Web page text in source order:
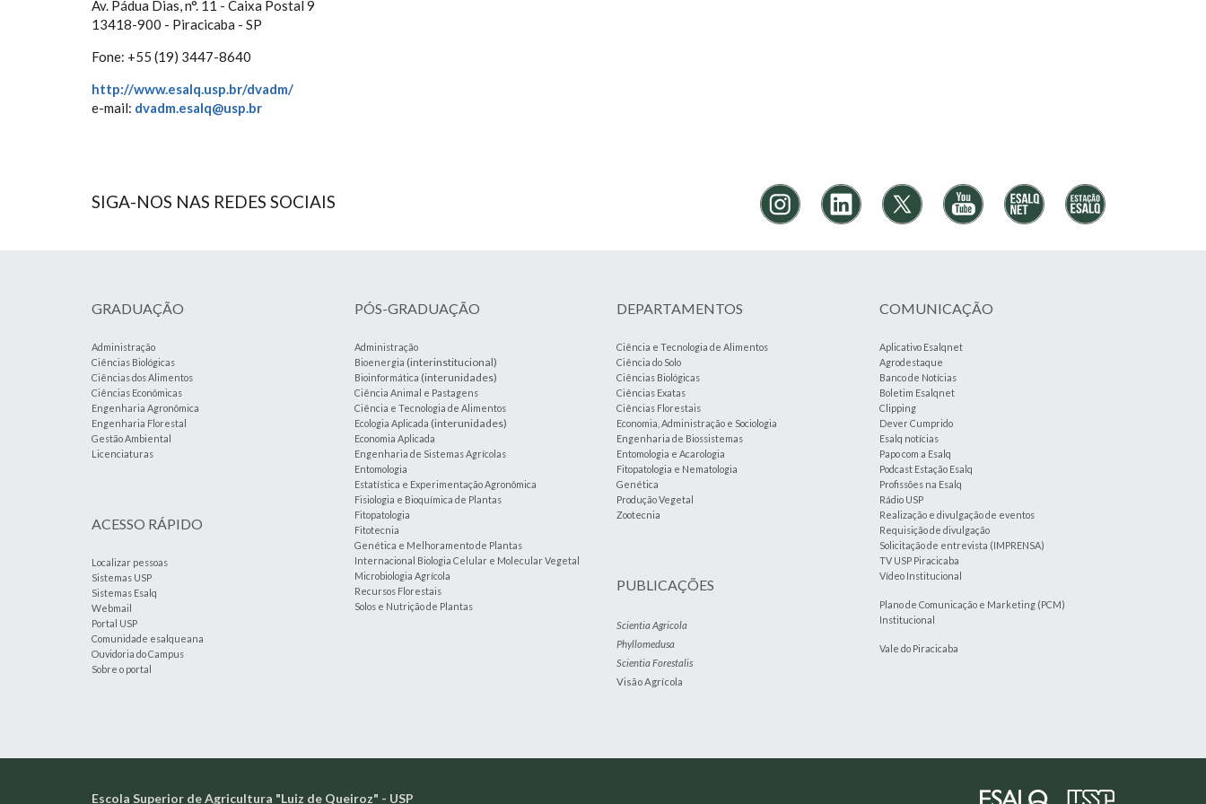
Av. Pádua Dias, n°. 11 - Caixa Postal 9
13418-900 - Piracicaba - SP
Fone: +55 (19) 3447-8640
http://www.esalq.usp.br/dvadm/
e-mail: dvadm.esalq@usp.br
SIGA-NOS NAS REDES SOCIAIS
GRADUAÇÃO
Administração
Ciências Biológicas
Ciências dos Alimentos
Ciências Econômicas
Engenharia Agronômica
Engenharia Florestal
Gestão Ambiental
Licenciaturas
ACESSO RÁPIDO
Localizar pessoas
Sistemas USP
Sistemas Esalq
Webmail
Portal USP
Comunidade esalqueana
Ouvidoria do Campus
Sobre o portal
PÓS-GRADUAÇÃO
Administração
Bioenergia (interinstitucional)
Bioinformática (interunidades)
Ciência Animal e Pastagens
Ciência e Tecnologia de Alimentos
Ecologia Aplicada (interunidades)
Economia Aplicada
Engenharia de Sistemas Agrícolas
Entomologia
Estatística e Experimentação Agronômica
Fisiologia e Bioquímica de Plantas
Fitopatologia
Fitotecnia
Genética e Melhoramento de Plantas
Internacional Biologia Celular e Molecular Vegetal
Microbiologia Agrícola
Recursos Florestais
Solos e Nutrição de Plantas
DEPARTAMENTOS
Ciência e Tecnologia de Alimentos
Ciência do Solo
Ciências Biológicas
Ciências Exatas
Ciências Florestais
Economia, Administração e Sociologia
Engenharia de Biossistemas
Entomologia e Acarologia
Fitopatologia e Nematologia
Genética
Produção Vegetal
Zootecnia
PUBLICAÇÕES
Scientia Agricola
Phyllomedusa
Scientia Forestalis
Visão Agrícola
COMUNICAÇÃO
Aplicativo Esalqnet
Agrodestaque
Banco de Notícias
Boletim Esalqnet
Clipping
Dever Cumprido
Esalq notícias
Papo com a Esalq
Podcast Estação Esalq
Profissões na Esalq
Rádio USP
Realização e divulgação de eventos
Requisição de divulgação
Solicitação de entrevista (IMPRENSA)
TV USP Piracicaba
Vídeo Institucional
Plano de Comunicação e Marketing (PCM)
Institucional
Vale do Piracicaba
Escola Superior de Agricultura "Luiz de Queiroz" - USP